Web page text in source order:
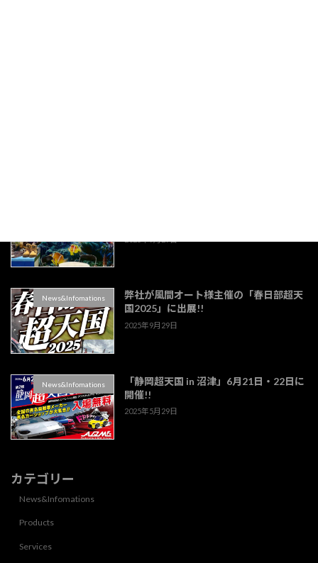
2025年9月29日
News&Infomations
弊社が風間オート様主催の「春日部超天
国2025」に出展!!
2025年9月29日
News&Infomations
「静岡超天国 in 沼津」6月21日・22日に
開催!!
2025年5月29日
カテゴリー
News&Infomations
Products
Services